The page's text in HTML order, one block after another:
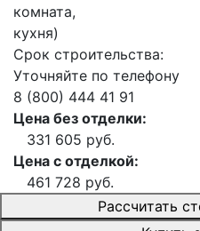
комната,
кухня)
Срок строительства:
Уточняйте по телефону
8 (800) 444 41 91
Цена без отделки:
331 605 руб.
Цена с отделкой:
461 728 руб.
Рассчитать